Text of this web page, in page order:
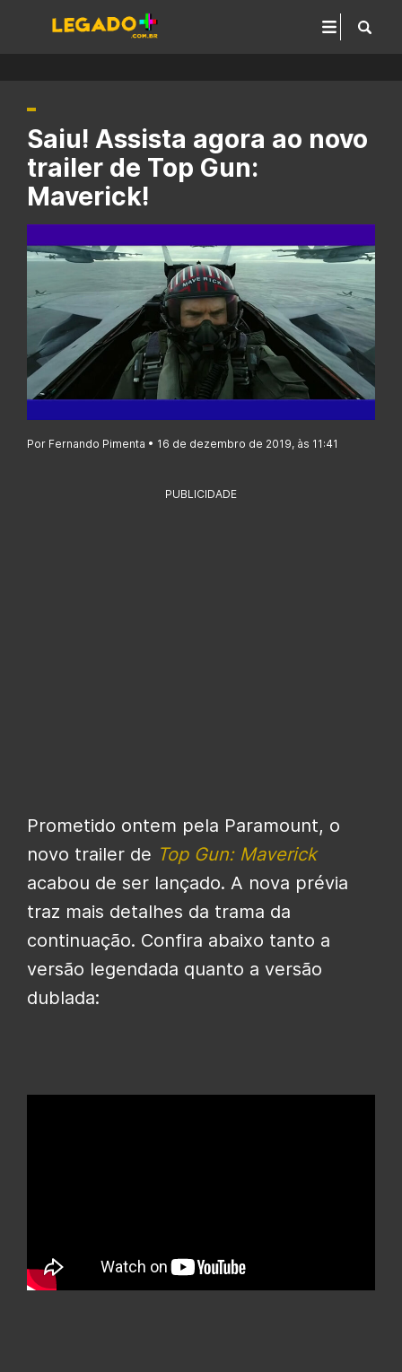
Saiu! Assista agora ao novo
trailer de Top Gun:
Maverick!
Por Fernando Pimenta • 16 de dezembro de 2019, às 11:41
PUBLICIDADE
Prometido ontem pela Paramount, o
novo trailer de Top Gun: Maverick
acabou de ser lançado. A nova prévia
traz mais detalhes da trama da
continuação. Confira abaixo tanto a
versão legendada quanto a versão
dublada: